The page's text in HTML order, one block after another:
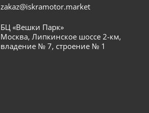
zakaz@iskramotor.market
БЦ «Вешки Парк»
Москва, Липкинское шоссе 2-км,
владение № 7, строение № 1